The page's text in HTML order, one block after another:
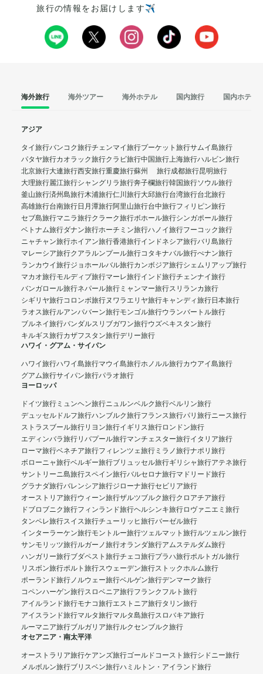
旅行の情報をお届けします✈️
海外旅行 海外ツアー 海外ホテル 国内旅行 国内ホテル
アジア
タイ旅行バンコク旅行チェンマイ旅行プーケット旅行サムイ島旅行
パタヤ旅行カオラック旅行クラビ旅行中国旅行上海旅行ハルビン旅行
北京旅行大連旅行西安旅行重慶旅行蘇州 旅行成都旅行昆明旅行
大理旅行麗江旅行シャングリラ旅行奔子欄旅行韓国旅行ソウル旅行
釜山旅行済州島旅行木浦旅行仁川旅行大邱旅行台湾旅行台北旅行
高雄旅行台南旅行日月潭旅行阿里山旅行台中旅行フィリピン旅行
セブ島旅行マニラ旅行クラーク旅行ボホール旅行シンガポール旅行
ベトナム旅行ダナン旅行ホーチミン旅行ハノイ旅行フーコック旅行
ニャチャン旅行ホイアン旅行香港旅行インドネシア旅行バリ島旅行
マレーシア旅行クアラルンプール旅行コタキナバル旅行ぺナン旅行
ランカウイ旅行ジョホールバル旅行カンボジア旅行シェムリアップ旅行
マカオ旅行モルディブ旅行マーレ旅行インド旅行チェンナイ旅行
バンガロール旅行ネパール旅行 ミャンマー旅行スリランカ旅行
シギリヤ旅行コロンボ旅行ヌワラエリヤ旅行キャンディ旅行日本旅行
ラオス旅行ルアンパバーン旅行モンゴル旅行ウランバートル旅行
ブルネイ旅行バンダルスリブガワン旅行ウズベキスタン旅行
キルギス旅行カザフスタン旅行デリー旅行
ハワイ・グアム・サイパン
ハワイ旅行ハワイ島旅行マウイ島旅行ホノルル旅行カウアイ島旅行
グアム旅行サイパン旅行パラオ旅行
ヨーロッパ
ドイツ旅行 ミュンヘン旅行ニュルンベルク旅行ベルリン旅行
デュッセルドルフ旅行ハンブルク旅行フランス旅行パリ旅行ニース旅行
ストラスブール旅行リヨン旅行イギリス旅行ロンドン旅行
エディンバラ旅行リバプール旅行マンチェスター旅行イタリア旅行
ローマ旅行ベネチア旅行フィレンツェ旅行 ミラノ旅行ナポリ旅行
ボローニャ旅行ベルギー旅行ブリュッセル旅行ギリシャ旅行アテネ旅行
サントリーニ島旅行スペイン旅行バルセロナ旅行マドリード旅行
グラナダ旅行バレンシア旅行ジローナ旅行セビリア旅行
オーストリア旅行ウィーン旅行ザルツブルク旅行クロアチア旅行
ドブロブニク旅行フィンランド旅行ヘルシンキ旅行ロヴァニエミ旅行
タンペレ旅行スイス旅行チューリッヒ旅行バーゼル旅行
インターラーケン旅行モントルー旅行ツェルマット旅行ルツェルン旅行
サンモリッツ旅行ルガーノ旅行オランダ旅行アムステルダム旅行
ハンガリー旅行ブダペスト旅行チェコ旅行プラハ旅行ポルトガル旅行
リスボン旅行ポルト旅行スウェーデン旅行ストックホルム旅行
ポーランド旅行ノルウェー旅行ベルゲン旅行デンマーク旅行
コペンハーゲン旅行スロベニア旅行フランクフルト旅行
アイルランド旅行モナコ旅行エストニア旅行タリン旅行
アイスランド旅行マルタ旅行マルタ島旅行スロバキア旅行
ルーマニア旅行ブルガリア旅行ルクセンブルク旅行
オセアニア・南太平洋
オーストラリア旅行ケアンズ旅行ゴールドコースト旅行シドニー旅行
メルボルン旅行ブリスベン旅行ハミルトン・アイランド旅行